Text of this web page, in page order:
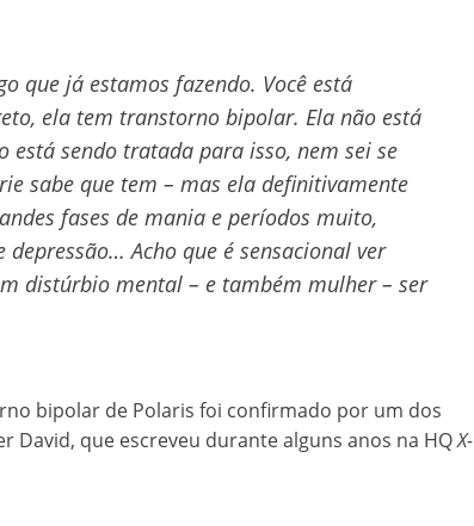
que já estamos fazendo. Você está
ela tem transtorno bipolar. Ela não está
está sendo tratada para isso, nem sei se
sabe que tem – mas ela definitivamente
fases de mania e períodos muito,
Acho que é sensacional ver
distúrbio mental – e também mulher – ser
bipolar de Polaris foi confirmado por um dos
David, que escreveu durante alguns anos na HQX-